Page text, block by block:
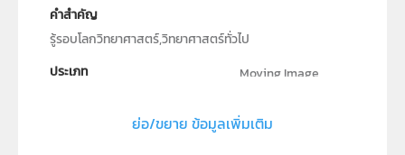
คำสำคัญ
รู้รอบโลกวิทยาศาสตร์,วิทยาศาสตร์ทั่วไป
ประเภท
Moving Image
สถาบันส่งเสริมการสอนวิทยาศาสตร์และเทคโนโลยี (สสวท.)
ย่อ/ขยาย ข้อมูลเพิ่มเติม